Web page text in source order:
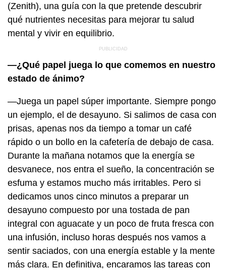
(Zenith), una guía con la que pretende descubrir
qué nutrientes necesitas para mejorar tu salud
mental y vivir en equilibrio.
—¿Qué papel juega lo que comemos en nuestro
estado de ánimo?
—Juega un papel súper importante. Siempre pongo
un ejemplo, el de desayuno. Si salimos de casa con
prisas, apenas nos da tiempo a tomar un café
rápido o un bollo en la cafetería de debajo de casa.
Durante la mañana notamos que la energía se
desvanece, nos entra el sueño, la concentración se
esfuma y estamos mucho más irritables. Pero si
dedicamos unos cinco minutos a preparar un
desayuno compuesto por una tostada de pan
integral con aguacate y un poco de fruta fresca con
una infusión, incluso horas después nos vamos a
sentir saciados, con una energía estable y la mente
más clara. En definitiva, encaramos las tareas con